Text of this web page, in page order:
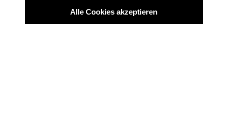
OnePager öffnen
Alle Cookies akzeptieren